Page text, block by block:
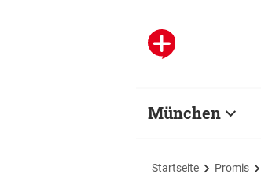
München
Startseite Promis